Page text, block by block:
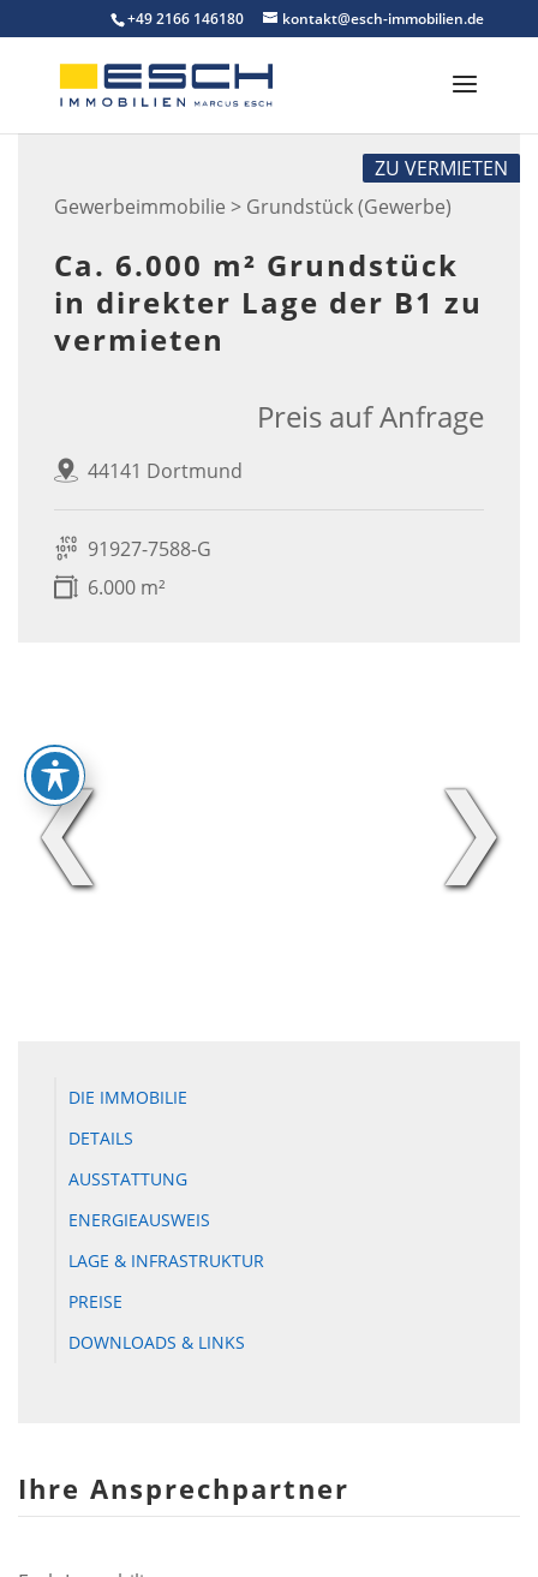
to
content
+49 2166 146180 kontakt@esch-immobilien.de
Gewerbeimmobilie > Grundstück (Gewerbe)
ZU VERMIETEN
Ca. 6.000 m² Grundstück
in direkter Lage der B1 zu
vermieten
44141 Dortmund
Preis auf Anfrage
91927-7588-G
6.000 m²
❮ ❯
DIE IMMOBILIE
DETAILS
AUSSTATTUNG
ENERGIEAUSWEIS
LAGE & INFRASTRUKTUR
PREISE
DOWNLOADS & LINKS
Ihre Ansprechpartner